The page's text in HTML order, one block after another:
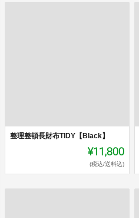
整理整頓長財布TIDY【Black】
¥11,800
(税込/送料込)